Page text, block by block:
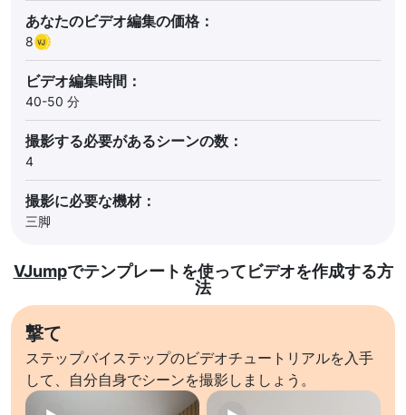
あなたのビデオ編集の価格：
8
ビデオ編集時間：
40-50 分
撮影する必要があるシーンの数：
4
撮影に必要な機材：
三脚
VJumpでテンプレートを使ってビデオを作成する方
法
撃て
ステップバイステップのビデオチュートリアルを入手
して、自分自身でシーンを撮影しましょう。